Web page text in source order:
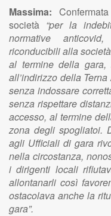
Massima:
società “per la
normative
riconducibili alla
al termine della gara,
all’indirizzo della
senza indossare
senza rispettare
accesso, al termine
zona degli spogliatoi.
agli Ufficiali di gara
nella circostanza,
i dirigenti locali
allontanarli così
ostacolava anche la
gara”.